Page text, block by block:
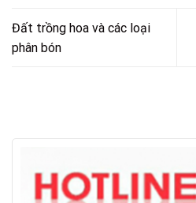
Đất trồng hoa và các loại
phân bón